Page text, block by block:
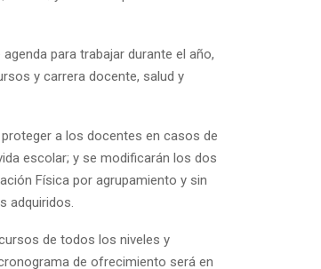
para trabajar durante el año,
y carrera docente, salud y
a los docentes en casos de
escolar; y se modificarán los dos
Física por agrupamiento y sin
adquiridos.
de todos los niveles y
de ofrecimiento será en